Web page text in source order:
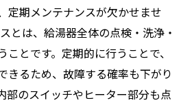
定期メンテナンスが欠かせませ
とは、給湯器全体の点検・洗浄・
とです。定期的に行うことで、
きるため、故障する確率も下がり
部のスイッチやヒーター部分も点